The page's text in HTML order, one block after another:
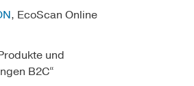
, EcoScan Online
und
B2C“